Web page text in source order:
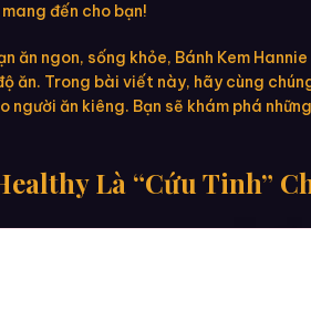
đến cho bạn!
ăn ngon, sống khỏe, Bánh Kem
ăn. Trong bài viết này, hãy cùng
người ăn kiêng. Bạn sẽ khám phá
Là “Cứu Tinh”